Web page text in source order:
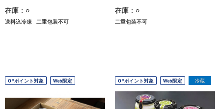
在庫：○
送料込冷凍 二重包装不可
在庫：○
二重包装不可
OPポイント対象 Web限定 OPポイント対象 Web限定 冷蔵